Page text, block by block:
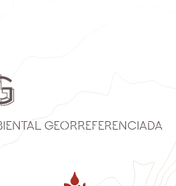
Georreferenciada